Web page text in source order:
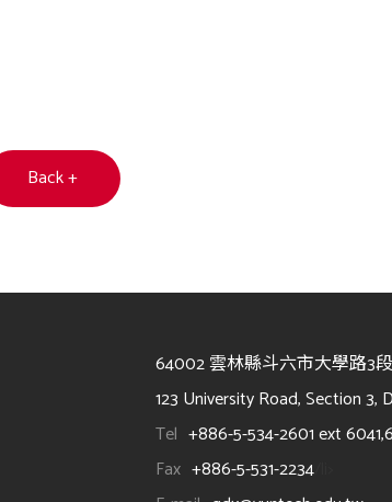
Back +
64002 雲林縣斗六市大學路3
123 University Road, Section 3,
Tel +886-5-534-2601 ext
Fax +886-5-531-2234